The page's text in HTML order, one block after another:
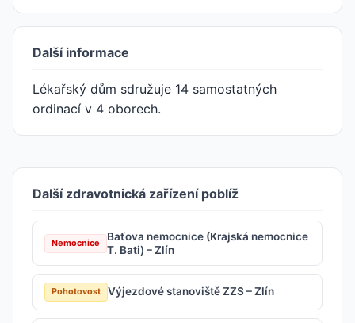
Další informace
Lékařský dům sdružuje 14 samostatných
ordinací v 4 oborech.
Další zdravotnická zařízení poblíž
Nemocnice
Baťova nemocnice (Krajská nemocnice
T. Bati) – Zlín
Pohotovost Výjezdové stanoviště ZZS – Zlín